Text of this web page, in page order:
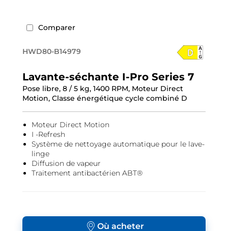
Comparer
HWD80-B14979
Lavante-séchante I-Pro Series 7
Pose libre, 8 / 5 kg, 1400 RPM, Moteur Direct
Motion, Classe énergétique cycle combiné D
Moteur Direct Motion
I -Refresh
Système de nettoyage automatique pour le lave-
linge
Diffusion de vapeur
Traitement antibactérien ABT®
Où acheter